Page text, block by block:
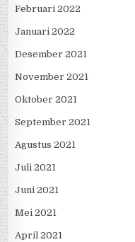
Februari 2022
Januari 2022
Desember 2021
November 2021
Oktober 2021
September 2021
Agustus 2021
Juli 2021
Juni 2021
Mei 2021
April 2021